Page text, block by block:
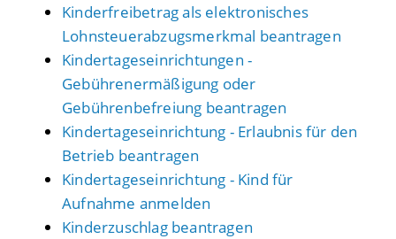
Kinderfreibetrag als elektronisches
Lohnsteuerabzugsmerkmal beantragen
Kindertageseinrichtungen -
Gebührenermäßigung oder
Gebührenbefreiung beantragen
Kindertageseinrichtung - Erlaubnis für den
Betrieb beantragen
Kindertageseinrichtung - Kind für
Aufnahme anmelden
Kinderzuschlag beantragen